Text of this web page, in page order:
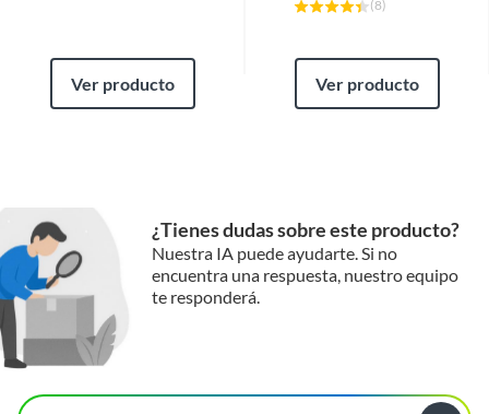
Ver producto
(8)
Ver producto
¿Tienes dudas sobre este producto?
Nuestra IA puede ayudarte. Si no
encuentra una respuesta, nuestro equipo
te responderá.